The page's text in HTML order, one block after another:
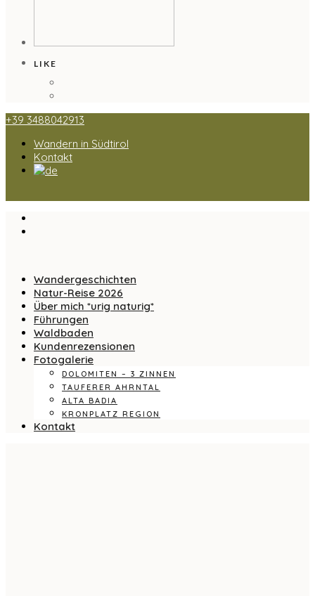
LIKE
+39 3488042913
Wandern in Südtirol
Kontakt
Wandergeschichten
Natur-Reise 2026
Über mich *urig naturig*
Führungen
Waldbaden
Kundenrezensionen
Fotogalerie
DOLOMITEN – 3 ZINNEN
TAUFERER AHRNTAL
ALTA BADIA
KRONPLATZ REGION
Kontakt